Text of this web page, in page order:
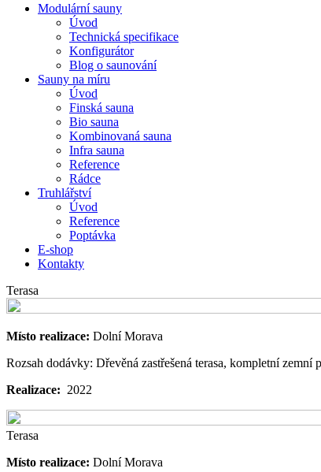
Modulární sauny
Úvod
Technická specifikace
Konfigurátor
Blog o saunování
Sauny na míru
Úvod
Finská sauna
Bio sauna
Kombinovaná sauna
Infra sauna
Reference
Rádce
Truhlářství
Úvod
Reference
Poptávka
E-shop
Kontakty
Terasa
Místo realizace: Dolní Morava
Rozsah dodávky: Dřevěná zastřešená terasa, kompletní
Realizace: 2022
Terasa
Místo realizace: Dolní Morava